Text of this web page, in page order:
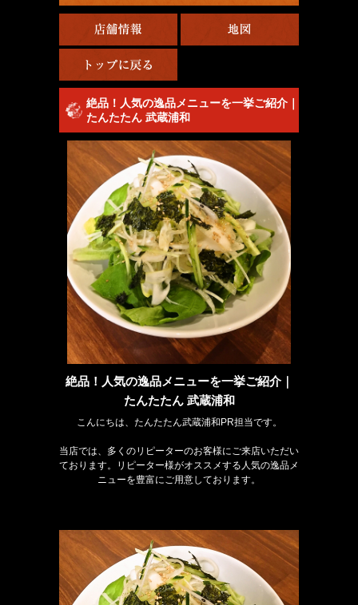
絶品！人気の逸品メニューを一挙ご紹介｜
たんたたん 武蔵浦和
絶品！人気の逸品メニューを一挙ご紹介｜
たんたたん 武蔵浦和
こんにちは、たんたたん武蔵浦和PR担当です。
当店では、多くのリピーターのお客様にご来店いただい
ております。リピーター様がオススメする人気の逸品メ
ニューを豊富にご用意しております。